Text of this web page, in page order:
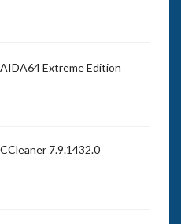
Extreme Edition
7.9.1432.0